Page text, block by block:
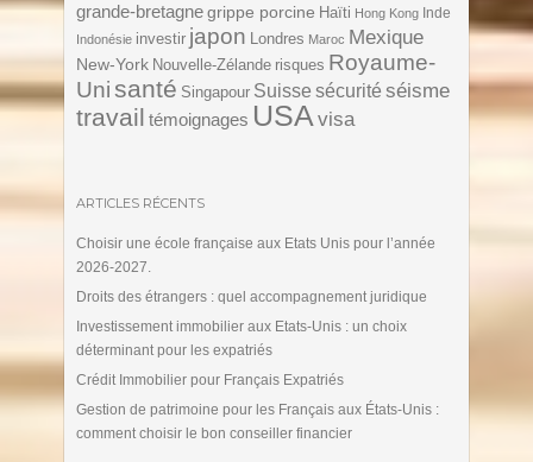
grande-bretagne grippe porcine Haïti Hong Kong Inde
Indonésie investir japon Londres Maroc Mexique
New-York Nouvelle-Zélande risques Royaume-
Unisanté Singapour Suisse sécurité séisme
travail témoignages USA visa
ARTICLES RÉCENTS
Choisir une école française aux Etats Unis pour l’année
2026-2027.
Droits des étrangers : quel accompagnement juridique
Investissement immobilier aux Etats-Unis : un choix
déterminant pour les expatriés
Crédit Immobilier pour Français Expatriés
Gestion de patrimoine pour les Français aux États-Unis :
comment choisir le bon conseiller financier